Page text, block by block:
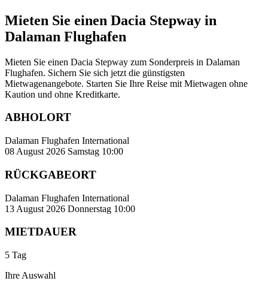
Mieten Sie einen Dacia Stepway in
Dalaman Flughafen
Mieten Sie einen Dacia Stepway zum Sonderpreis in Dalaman
Flughafen. Sichern Sie sich jetzt die günstigsten
Mietwagenangebote. Starten Sie Ihre Reise mit Mietwagen ohne
Kaution und ohne Kreditkarte.
ABHOLORT
Dalaman Flughafen International
08 August 2026 Samstag 10:00
RÜCKGABEORT
Dalaman Flughafen International
13 August 2026 Donnerstag 10:00
MIETDAUER
5 Tag
Ihre Auswahl